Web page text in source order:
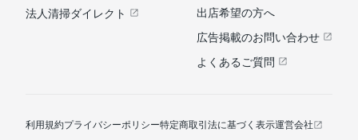
法人清掃ダイレクト
出店希望の方へ
広告掲載のお問い合わせ
よくあるご質問
利用規約プライバシーポリシー特定商取引法に基づく表示運営会社